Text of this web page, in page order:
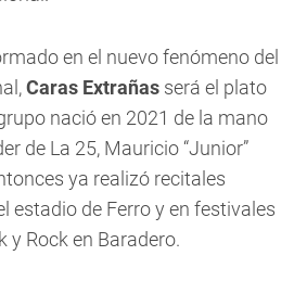
en el nuevo fenómeno del
Caras Extrañas será el plato
nació en 2021 de la mano
de La 25, Mauricio “Junior”
ya realizó recitales
estadio de Ferro y en festivales
y Rock en Baradero.